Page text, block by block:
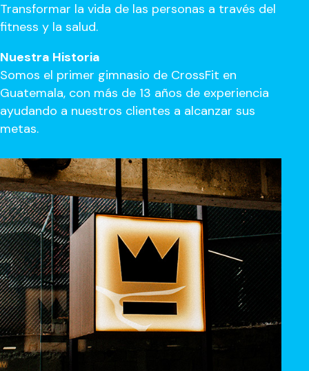
Transformar la vida de las personas a través del
fitness y la salud.
Nuestra Historia
Somos el primer gimnasio de CrossFit en
Guatemala, con más de 13 años de experiencia
ayudando a nuestros clientes a alcanzar sus
metas.